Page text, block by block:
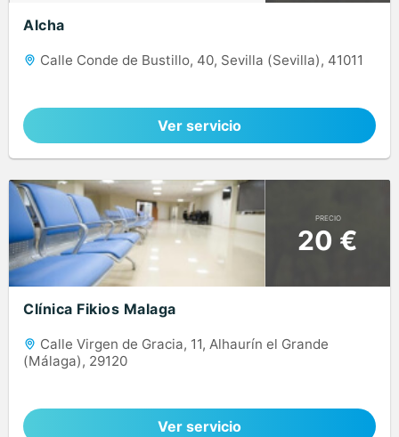
Alcha
Calle Conde de Bustillo, 40, Sevilla (Sevilla), 41011
Ver servicio
PRECIO
20 €
Clínica Fikios Malaga
Calle Virgen de Gracia, 11, Alhaurín el Grande
(Málaga), 29120
Ver servicio